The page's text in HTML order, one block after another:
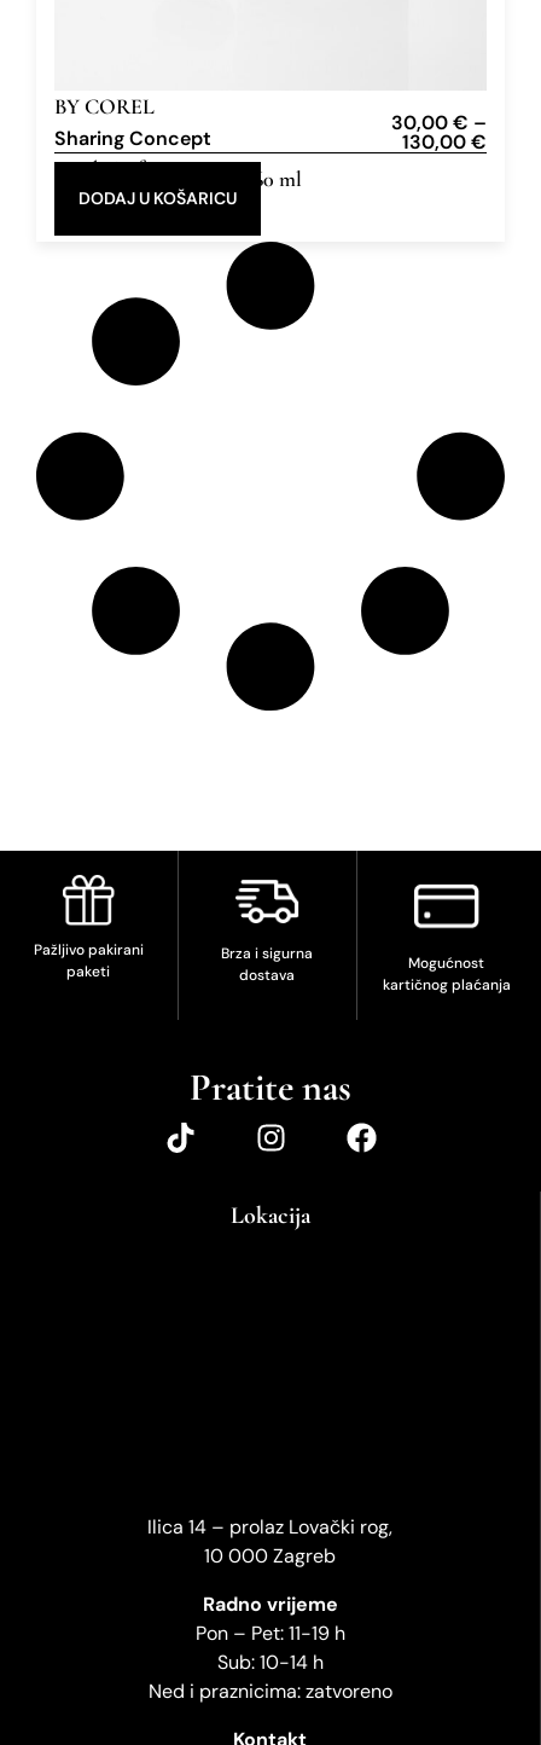
BY COREL
Sharing Concept
30,00€ –
130,00€
Eau de Parfum 10 ml, 60 ml
DODAJ U KOŠARICU
Pažljivo pakirani
paketi
Brza i sigurna
dostava
Mogućnost
kartičnog plaćanja
Pratite nas
Lokacija
Ilica 14 – prolaz Lovački rog,
10 000 Zagreb
Radno vrijeme
Pon – Pet: 11-19 h
Sub: 10-14 h
Ned i praznicima: zatvoreno